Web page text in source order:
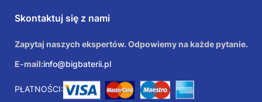
Skontaktuj się z nami
Zapytaj naszych ekspertów. Odpowiemy na każde pytanie.
E-mail:info@bigbaterii.pl
PŁATNOŚCI: